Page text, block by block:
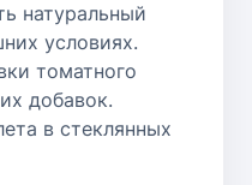
натуральный
условиях.
томатного
добавок.
в стеклянных